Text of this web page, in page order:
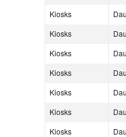
Kiosks
Kiosks
Kiosks
Kiosks
Kiosks
Kiosks
Kiosks